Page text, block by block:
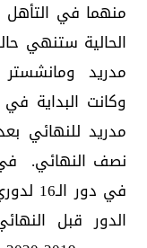
منهما في التأهل
الحالية ستنهي
مدريد
مدريد للنهائي
في
الدور قبل